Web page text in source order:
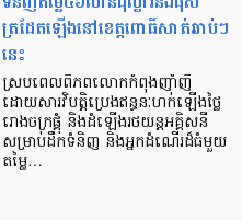
ត្រដែតឡើងនៅខេត្តពោធិ៍សាត់ឆាប់ៗ
នេះ​
​​ស្របពេលពិភពលោកកំពុងញាំញី
ដោយសារវិបត្តិប្រេងឥន្ធនៈហក់ឡើងថ្លៃ
រោងចក្រផ្គុំ និងដំឡើងរថយន្តអគ្គិសនី
សម្រាប់ដឹកទំនិញ និងអ្នកដំណើរដ៏ធំមួយ
តម្លៃ…